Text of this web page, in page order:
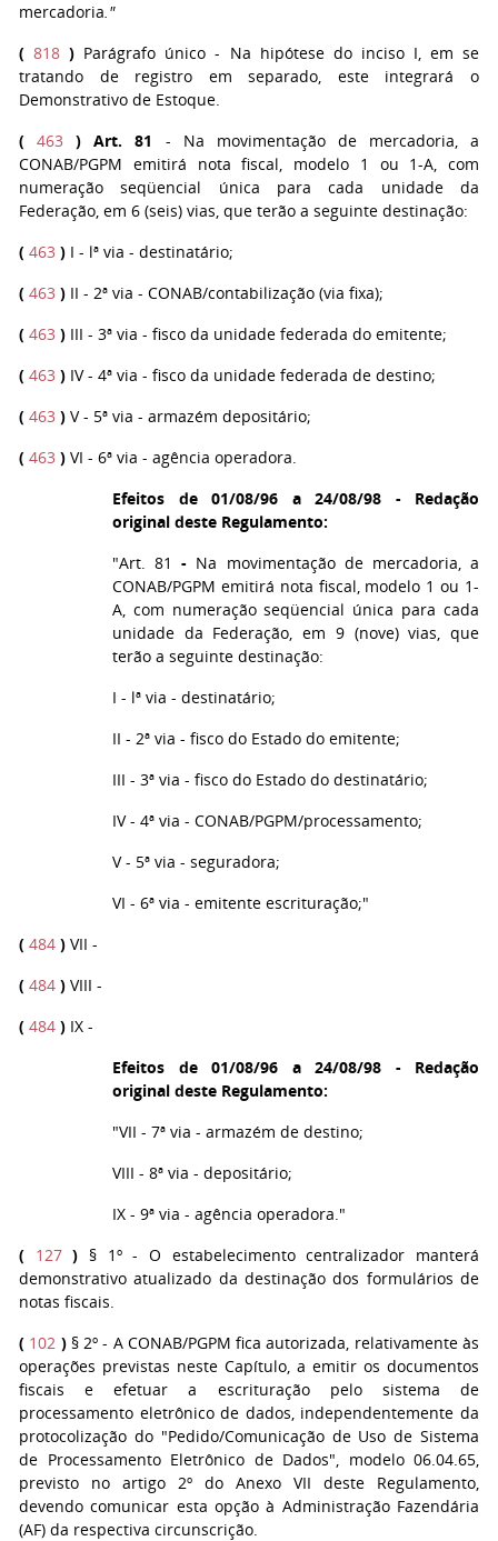
mercadoria."
( 818 ) Parágrafo único - Na hipótese do inciso I, em se
tratando de registro em separado, este integrará o
Demonstrativo de Estoque.
(
463 )Art. 81
- Na movimentação de mercadoria, a
CONAB/PGPM emitirá nota fiscal, modelo 1 ou 1-A, com
numeração seqüencial única para cada unidade da
Federação, em 6 (seis) vias, que terão a seguinte destinação:
( 463 ) I - lª via - destinatário;
( 463 ) II - 2ª via - CONAB/contabilização (via fixa);
( 463 ) III - 3ª via - fisco da unidade federada do emitente;
( 463 ) IV - 4ª via - fisco da unidade federada de destino;
( 463 ) V - 5ª via - armazém depositário;
( 463 ) VI - 6ª via - agência operadora.
Efeitos de 01/08/96 a 24/08/98 - Redação
original deste Regulamento:
"Art. 81- Na movimentação de mercadoria, a
CONAB/PGPM emitirá nota fiscal, modelo 1 ou 1-
A, com numeração seqüencial única para cada
unidade da Federação, em 9 (nove) vias, que
terão a seguinte destinação:
I - lª via - destinatário;
II - 2ª via - fisco do Estado do emitente;
III - 3ª via - fisco do Estado do destinatário;
IV - 4ª via - CONAB/PGPM/processamento;
V - 5ª via - seguradora;
VI - 6ª via - emitente escrituração;"
( 484 ) VII -
( 484 ) VIII -
( 484 ) IX -
Efeitos de 01/08/96 a 24/08/98 - Redação
original deste Regulamento:
"VII - 7ª via - armazém de destino;
VIII - 8ª via - depositário;
IX - 9ª via - agência operadora."
(
127 ) § 1º - O estabelecimento centralizador manterá
demonstrativo atualizado da destinação dos formulários de
notas fiscais.
( 102 ) § 2º - A CONAB/PGPM fica autorizada, relativamente às
operações previstas neste Capítulo, a emitir os documentos
fiscais e efetuar a escrituração pelo sistema de
processamento eletrônico de dados, independentemente da
protocolização do "Pedido/Comunicação de Uso de Sistema
de Processamento Eletrônico de Dados", modelo 06.04.65,
previsto no artigo 2º do Anexo VII deste Regulamento,
devendo comunicar esta opção à Administração Fazendária
(AF) da respectiva circunscrição.